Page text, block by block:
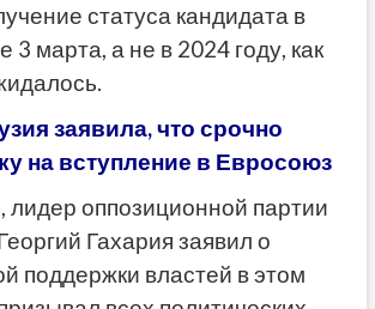
статуса кандидата в
марта, а не в 2024 году, как
заявила, что срочно
на вступление в Евросоюз
лидер оппозиционной партии
Гахария заявил о
поддержки властей в этом